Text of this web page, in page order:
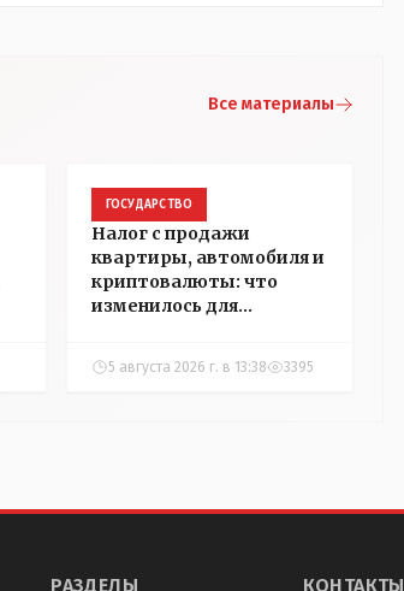
Все материалы
ГОСУДАРСТВО
Налог с продажи
квартиры, автомобиля и
криптовалюты: что
изменилось для
5 августа 2026 г. в 13:38 3395
РАЗДЕЛЫ КОНТАКТЫ